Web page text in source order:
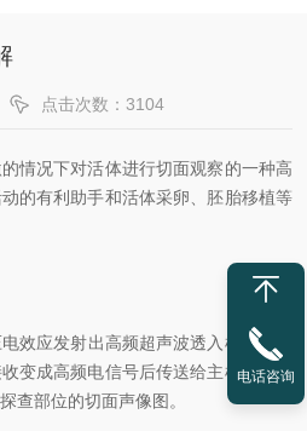
点击次数：3104
况下对活体进行切面观察的一种高
的有利助手和活体采卵、胚胎移植等
应发射出高频超声波透入机体组织
变成高频电信号后传送给主机，经放
查部位的切面声像图。
电话咨询